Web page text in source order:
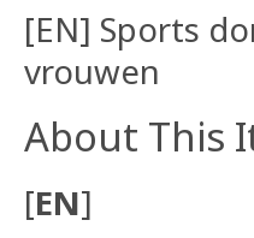
[EN] Sports
vrouwen
About This
[EN]